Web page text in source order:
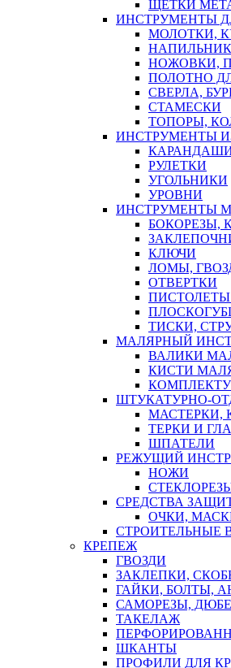
ЩЕТКИ
ИНСТРУМЕНТЫ
МОЛОТКИ,
НОЖОВКИ,
ПОЛОТНО
СВЕРЛА,
СТАМЕСКИ
ТОПОРЫ,
ИНСТРУМЕНТЫ
РУЛЕТКИ
УГОЛЬНИКИ
УРОВНИ
ИНСТРУМЕНТЫ
БОКОРЕЗЫ,
КЛЮЧИ
ЛОМЫ,
ОТВЕРТКИ
ПИСТОЛЕТЫ
ТИСКИ,
МАЛЯРНЫЙ
ВАЛИКИ
КИСТИ
ШТУКАТУРНО-
МАСТЕРКИ,
ТЕРКИ И
ШПАТЕЛИ
РЕЖУЩИЙ
НОЖИ
СРЕДСТВА
ОЧКИ,
СТРОИТЕЛЬНЫЕ
КРЕПЕЖ
ГВОЗДИ
ЗАКЛЕПКИ,
ГАЙКИ, БОЛТЫ,
САМОРЕЗЫ,
ТАКЕЛАЖ
ШКАНТЫ
ПРОФИЛИ ДЛЯ